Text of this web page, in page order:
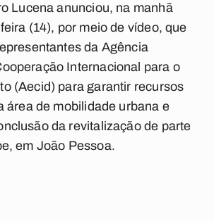
Lucena anunciou, na manhã
(14), por meio de vídeo, que
da Agência
Internacional para o
(Aecid) para garantir recursos
área de mobilidade urbana e
da revitalização de parte
em João Pessoa.